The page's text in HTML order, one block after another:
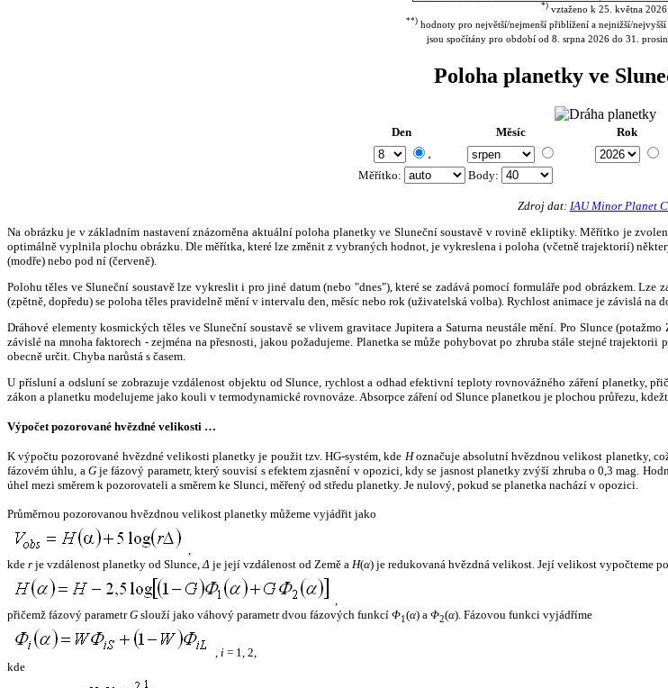
*)vztaženo k 25. května 2026;
**) hodnoty pro největší/nejmenší přiblížení a nejnižší/
jsou spočítány pro období od 8. srpna 2026 do 31.
Poloha planetky ve
Den Měsíc Rok
.
Měřítko: Body:
Zdroj dat: IAU Minor Planet
Na obrázku je v základním nastavení znázorněna aktuální poloha planetky ve Sluneční soustavě v rovině ekliptiky. Měřítko je
optimálně vyplnila plochu obrázku. Dle měřítka, které lze změnit z vybraných hodnot, je vykreslena i poloha (včetně trajektorií)
(modře) nebo pod ní (červeně).
Polohu těles ve Sluneční soustavě lze vykreslit i pro jiné datum (nebo "dnes"), které se zadává pomocí formuláře pod obrázkem.
(zpětně, dopředu) se poloha těles pravidelně mění v intervalu den, měsíc nebo rok (uživatelská volba). Rychlost animace je závislá na
Dráhové elementy kosmických těles ve Sluneční soustavě se vlivem gravitace Jupitera a Saturna neustále mění. Pro Slunce
závislé na mnoha faktorech - zejména na přesnosti, jakou požadujeme. Planetka se může pohybovat po zhruba stále stejné
obecně určit. Chyba narůstá s časem.
U přísluní a odsluní se zobrazuje vzdálenost objektu od Slunce, rychlost a odhad efektivní teploty rovnovážného záření planetky,
zákon a planetku modelujeme jako kouli v termodynamické rovnováze. Absorpce záření od Slunce planetkou je plochou průřezu,
Výpočet pozorované hvězdné velikosti …
K výpočtu pozorované hvězdné velikosti planetky je použit tzv. HG-systém, kde Hoznačuje absolutní hvězdnou velikost planetky,
fázovém úhlu, a Gje fázový parametr, který souvisí s efektem zjasnění v opozici, kdy se jasnost planetky zvýší zhruba o 0,3 mag.
úhel mezi směrem k pozorovateli a směrem ke Slunci, měřený od středu planetky. Je nulový, pokud se planetka nachází v opozici.
Průměrnou pozorovanou hvězdnou velikost planetky můžeme vyjádřit jako
,
kde r je vzdálenost planetky od Slunce,Δ je její vzdálenost od Země a H(α) je redukovaná hvězdná velikost. Její velikost vypočteme
,
přičemž fázový parametrG slouží jako váhový parametr dvou fázových funkcí Φ1(α) a Φ2(α). Fázovou funkci vyjádříme
, i = 1, 2,
kde